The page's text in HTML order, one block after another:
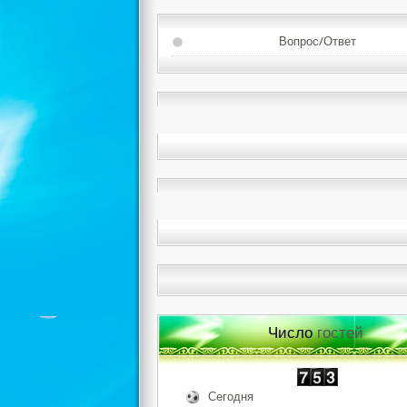
Вопрос/Ответ
Числогостей
Сегодня